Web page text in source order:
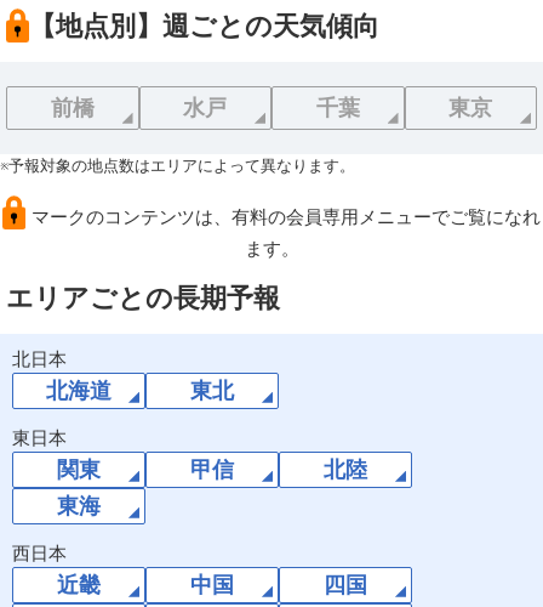
【地点別】週ごとの天気傾向
前橋 水戸 千葉 東京
※予報対象の地点数はエリアによって異なります。
マークのコンテンツは、有料の会員専用メニューでご覧になれ
ます。
エリアごとの長期予報
北日本
北海道 東北
東日本
関東 甲信
北陸
東海
西日本
近畿 中国
四国